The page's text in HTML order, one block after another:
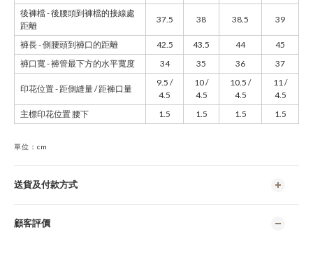
後褲檔 - 後腰頭到褲檔的接線處
距離
37.5 38 38.5 39
褲長 - 側腰頭到褲口的距離 42.5 43.5 44
45
褲口寬 - 褲管最下方的水平寬度
34 35 36 37
印花位置 - 距側縫量 / 距褲口量
9.5 /
4.5
10 /
4.5
10.5 /
4.5
11 /
4.5
主標印花位置 腰下
1.5 1.5 1.5 1.5
單位：cm
送貨及付款方式
顧客評價